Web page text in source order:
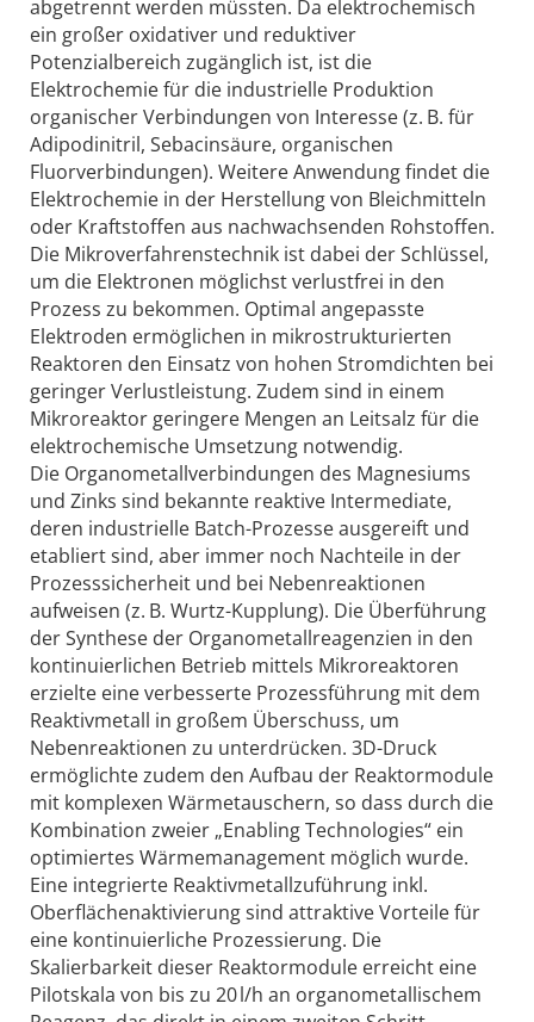
abgetrennt werden müssten. Da elektrochemisch
ein großer oxidativer und reduktiver
Potenzialbereich zugänglich ist, ist die
Elektrochemie für die industrielle Produktion
organischer Verbindungen von Interesse (z. B. für
Adipodinitril, Sebacinsäure, organischen
Fluorverbindungen). Weitere Anwendung findet die
Elektrochemie in der Herstellung von Bleichmitteln
oder Kraftstoffen aus nachwachsenden Rohstoffen.
Die Mikroverfahrenstechnik ist dabei der Schlüssel,
um die Elektronen möglichst verlustfrei in den
Prozess zu bekommen. Optimal angepasste
Elektroden ermöglichen in mikrostrukturierten
Reaktoren den Einsatz von hohen Stromdichten bei
geringer Verlustleistung. Zudem sind in einem
Mikroreaktor geringere Mengen an Leitsalz für die
elektrochemische Umsetzung notwendig.
Die Organometallverbindungen des Magnesiums
und Zinks sind bekannte reaktive Intermediate,
deren industrielle Batch-Prozesse ausgereift und
etabliert sind, aber immer noch Nachteile in der
Prozesssicherheit und bei Nebenreaktionen
aufweisen (z. B. Wurtz-Kupplung). Die Überführung
der Synthese der Organometallreagenzien in den
kontinuierlichen Betrieb mittels Mikroreaktoren
erzielte eine verbesserte Prozessführung mit dem
Reaktivmetall in großem Überschuss, um
Nebenreaktionen zu unterdrücken. 3D-Druck
ermöglichte zudem den Aufbau der Reaktormodule
mit komplexen Wärmetauschern, so dass durch die
Kombination zweier „Enabling Technologies“ ein
optimiertes Wärmemanagement möglich wurde.
Eine integrierte Reaktivmetallzuführung inkl.
Oberflächenaktivierung sind attraktive Vorteile für
eine kontinuierliche Prozessierung. Die
Skalierbarkeit dieser Reaktormodule erreicht eine
Pilotskala von bis zu 20 l/h an organometallischem